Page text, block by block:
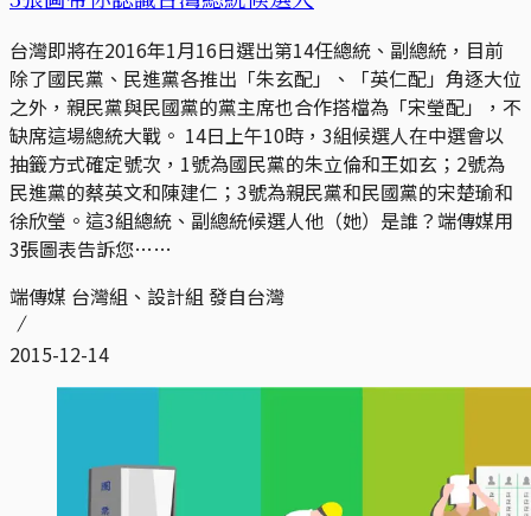
台灣即將在2016年1月16日選出第14任總統、副總統，目前
除了國民黨、民進黨各推出「朱玄配」、「英仁配」角逐大位
之外，親民黨與民國黨的黨主席也合作搭檔為「宋瑩配」，不
缺席這場總統大戰。 14日上午10時，3組候選人在中選會以
抽籤方式確定號次，1號為國民黨的朱立倫和王如玄；2號為
民進黨的蔡英文和陳建仁；3號為親民黨和民國黨的宋楚瑜和
徐欣瑩。這3組總統、副總統候選人他（她）是誰？端傳媒用
3張圖表告訴您……
端傳媒 台灣組、設計組 發自台灣
2015-12-14